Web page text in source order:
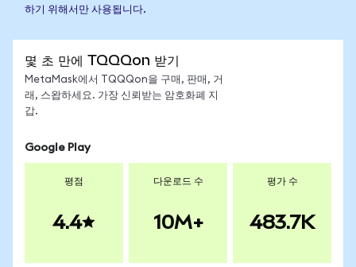
하기 위해서만 사용됩니다.
몇 초 만에 TQQQon 받기
MetaMask에서 TQQQon을 구매, 판매, 거
래, 스왑하세요. 가장 신뢰받는 암호화폐 지
갑.
Google Play
평점
4.4
다운로드 수
10M+
평가 수
483.7K